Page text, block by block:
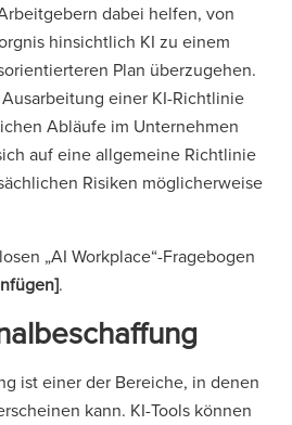
dabei helfen, von
hinsichtlich KI zu einem
Plan überzugehen.
einer KI-Richtlinie
Abläufe im Unternehmen
auf eine allgemeine Richtlinie
Risiken möglicherweise
„AI Workplace“-Fragebogen
.
ist einer der Bereiche, in denen
kann. KI-Tools können